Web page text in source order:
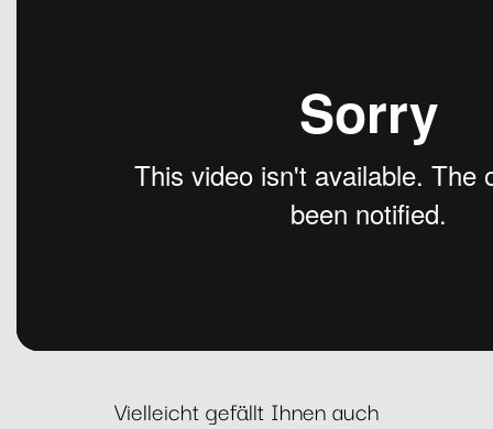
Vielleicht gefällt Ihnen auch